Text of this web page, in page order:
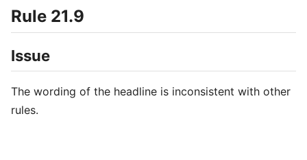
Rule 21.9
Issue
The wording of the headline is inconsistent with other
rules.